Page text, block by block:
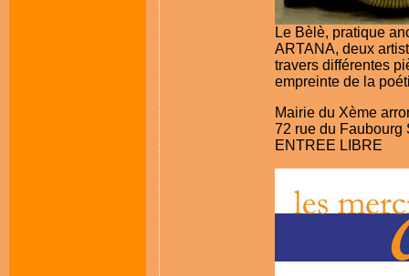
Le Bèlè, pratique
ARTANA, deux
travers différentes
empreinte de la
Mairie du Xème
72 rue du Faubourg
ENTREE LIBRE